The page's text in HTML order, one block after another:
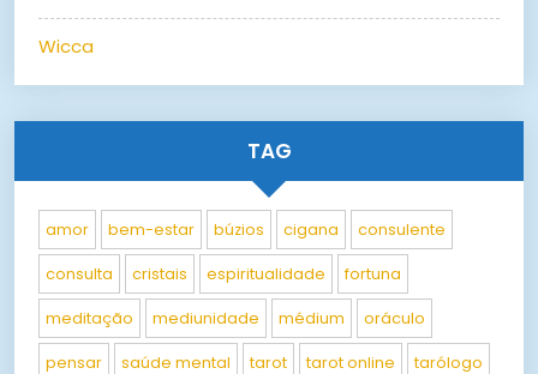
Wicca
TAG
amor bem-estar búzios cigana consulente
consulta cristais espiritualidade fortuna
meditação mediunidade médium oráculo
pensar saúde mental tarot tarot online tarólogo